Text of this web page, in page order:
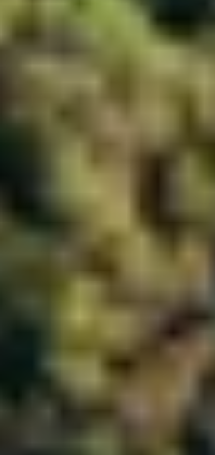
Wijnproeverij &
Wijnproeverij &
Wijnproeverij &
Wijnproeverij &
Wijnproeverij &
Rum proeverij
Wijnproeverij &
Wijnproeverij &
Wijnproeverij &
Wijnproeverij &
Wijnproeverij &